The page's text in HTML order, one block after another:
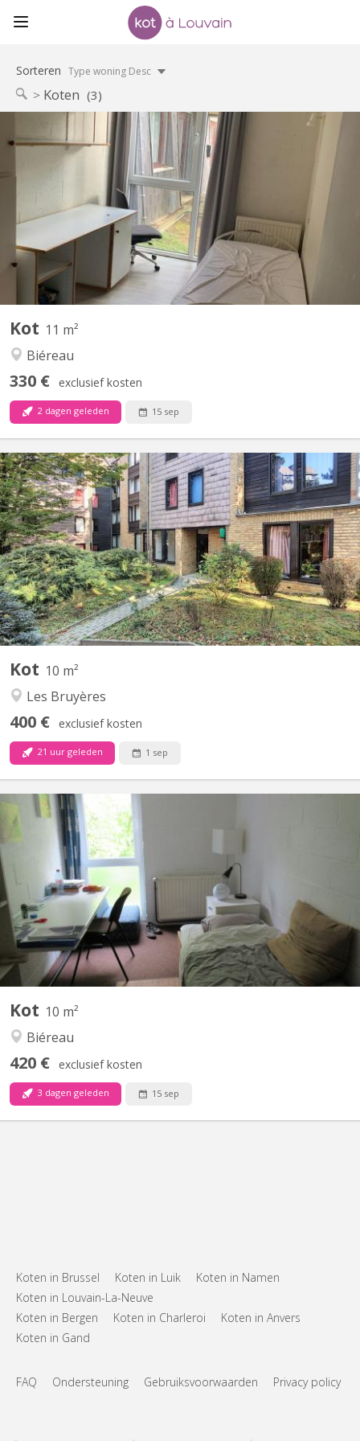
Sorteren Type woning Desc
Koten (3)
Kot 11 m²
Biéreau
330 € exclusief kosten
2 dagen geleden 15 sep
KV 2256
Chambre de 11m2, meublée, équipée d’un évier. Résidence
disposant d’un parking et d’un cadre verdoyant. Loyer €450 /
mois : toutes charges comprises Garantie locative €700 Taxe de
séjour lln : €325 / an Commun de 8 chambres au rez-de-
chaussée-de-chaussée, comprenant 1 salle de douche, 2 WC, 1...
Kot 10 m²
Les Bruyères
400 € exclusief kosten
21 uur geleden 1 sep
KV 1583
Chambre meublée avec lavabo individuel située dans un
appartement de type communautaire compose de 8 chambres
d'étudiants.
Kot 10 m²
Biéreau
420 € exclusief kosten
3 dagen geleden 15 sep
Chambre 313 au 3e étage dans un communautaire de 6. 2 WC 1
douche commune pour 2 chambres Lit sans matelas
Environnement verdoyant et calme.
Koten in Brussel Koten in Luik
Koten in Namen
Koten in Louvain-La-Neuve
Koten in Bergen
Koten in Charleroi
Koten in Anvers
Koten in Gand
FAQ Ondersteuning Gebruiksvoorwaarden Privacy policy